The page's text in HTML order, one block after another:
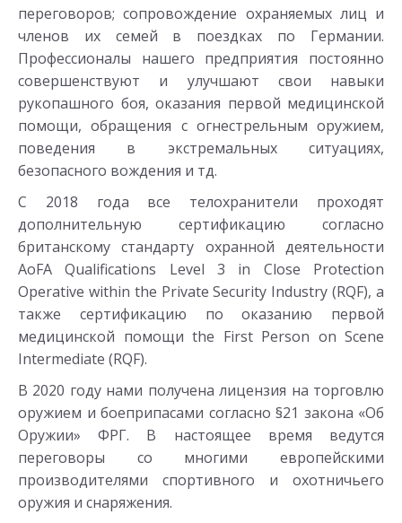
переговоров; сопровождение охраняемых лиц и
членов их семей в поездках по Германии.
Профессионалы нашего предприятия постоянно
совершенствуют и улучшают свои навыки
рукопашного боя, оказания первой медицинской
помощи, обращения с огнестрельным оружием,
поведения в экстремальных ситуациях,
безопасного вождения и тд.
С 2018 года все телохранители проходят
дополнительную сертификацию согласно
британскому стандарту охранной деятельности
AoFA Qualifications Level 3 in Close Protection
Operative within the Private Security Industry (RQF), а
также сертификацию по оказанию первой
медицинской помощи the First Person on Scene
Intermediate (RQF).
В 2020 году нами получена лицензия на торговлю
оружием и боеприпасами согласно §21 закона «Об
Оружии» ФРГ. В настоящее время ведутся
переговоры со многими европейскими
производителями спортивного и охотничьего
оружия и снаряжения.